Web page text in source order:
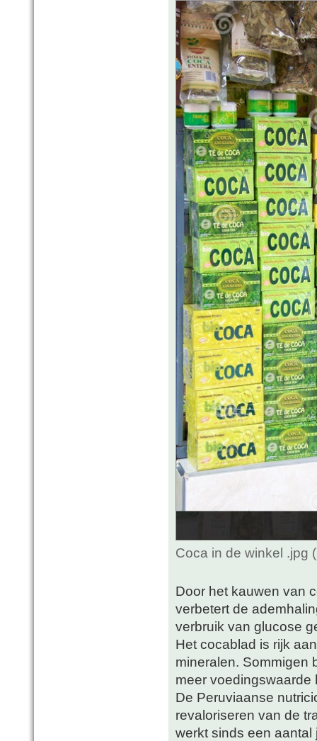
Coca in de winkel .jpg
Door het kauwen van
verbetert de
verbruik van glucose
Het cocablad is rijk
mineralen. Sommigen
meer voedingswaarde
De Peruviaanse
revaloriseren van de
werkt sinds een